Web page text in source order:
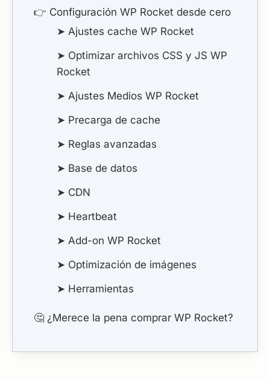
👉 Configuración WP Rocket desde cero
➤ Ajustes cache WP Rocket
➤ Optimizar archivos CSS y JS WP
Rocket
➤ Ajustes Medios WP Rocket
➤ Precarga de cache
➤ Reglas avanzadas
➤ Base de datos
➤ CDN
➤ Heartbeat
➤ Add-on WP Rocket
➤ Optimización de imágenes
➤ Herramientas
🤔 ¿Merece la pena comprar WP Rocket?